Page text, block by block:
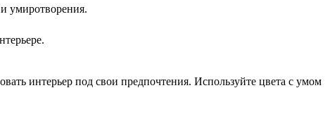
умиротворения.
интерьер под свои предпочтения. Используйте цвета с умом